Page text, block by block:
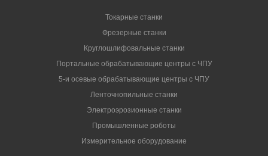
Токарные станки
Фрезерные станки
Круглошлифовальные станки
Портальные обрабатывающие центры с ЧПУ
5-и осевые обрабатывающие центры с ЧПУ
Ленточнопильные станки
Электроэрозионные станки
Промышленные роботы
Измерительное оборудование